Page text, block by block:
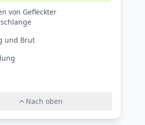
von Gefleckter
und Brut
Nach oben